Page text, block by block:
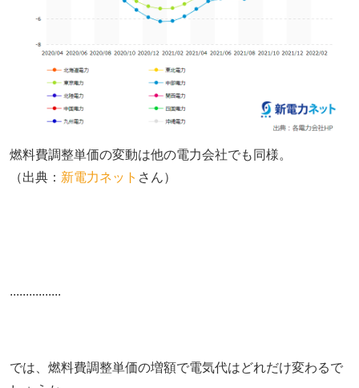
燃料費調整単価の変動は他の電力会社でも同様。
（出典： 新電力ネット さん）
................
では、燃料費調整単価の増額で電気代はどれだけ変わるで